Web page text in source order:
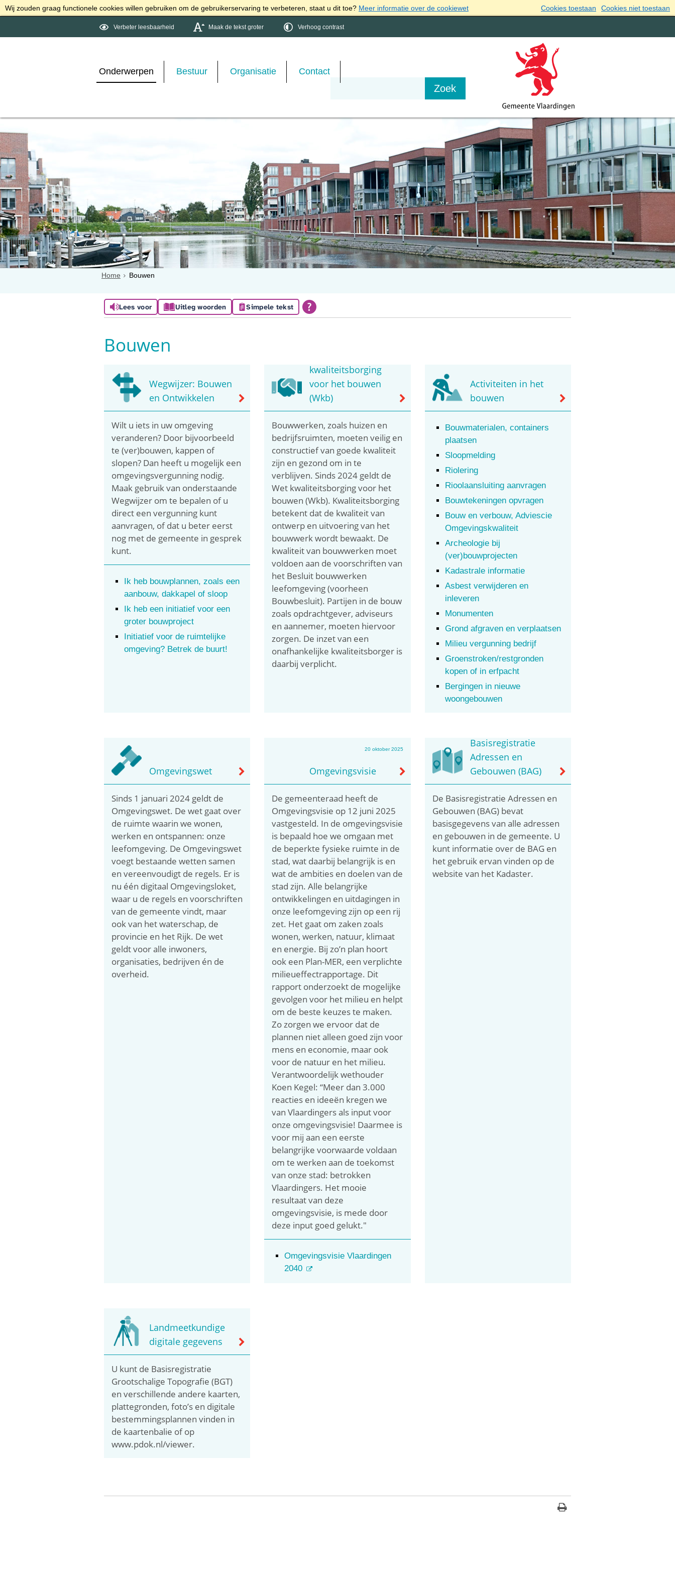
Wij zouden graag functionele cookies willen gebruiken om de gebruikerservaring te verbeteren, staat u dit toe? Meer informatie over de cookiewet Cookies toestaan Cookies niet toestaan
Verbeter leesbaarheid Maak de tekst groter Verhoog contrast
Onderwerpen Bestuur Organisatie Contact
Home Bouwen
Lees voor Uitleg woorden Simpele tekst
Bouwen
Wegwijzer: Bouwen
en Ontwikkelen
Wilt u iets in uw omgeving
veranderen? Door bijvoorbeeld
te (ver)bouwen, kappen of
slopen? Dan heeft u mogelijk een
omgevingsvergunning nodig.
Maak gebruik van onderstaande
Wegwijzer om te bepalen of u
direct een vergunning kunt
aanvragen, of dat u beter eerst
nog met de gemeente in gesprek
kunt.
Ik heb bouwplannen, zoals een
aanbouw, dakkapel of sloop
Ik heb een initiatief voor een
groter bouwproject
Initiatief voor de ruimtelijke
omgeving? Betrek de buurt!
kwaliteitsborging
voor het bouwen
(Wkb)
Bouwwerken, zoals huizen en
bedrijfsruimten, moeten veilig en
constructief van goede kwaliteit
zijn en gezond om in te
verblijven. Sinds 2024 geldt de
Wet kwaliteitsborging voor het
bouwen (Wkb). Kwaliteitsborging
betekent dat de kwaliteit van
ontwerp en uitvoering van het
bouwwerk wordt bewaakt. De
kwaliteit van bouwwerken moet
voldoen aan de voorschriften van
het Besluit bouwwerken
leefomgeving (voorheen
Bouwbesluit). Partijen in de bouw
zoals opdrachtgever, adviseurs
en aannemer, moeten hiervoor
zorgen. De inzet van een
onafhankelijke kwaliteitsborger is
daarbij verplicht.
Activiteiten in het
bouwen
Bouwmaterialen, containers
plaatsen
Sloopmelding
Riolering
Rioolaansluiting aanvragen
Bouwtekeningen opvragen
Bouw en verbouw, Adviescie
Omgevingskwaliteit
Archeologie bij
(ver)bouwprojecten
Kadastrale informatie
Asbest verwijderen en
inleveren
Monumenten
Grond afgraven en verplaatsen
Milieu vergunning bedrijf
Groenstroken/restgronden
kopen of in erfpacht
Bergingen in nieuwe
woongebouwen
Omgevingswet
Sinds 1 januari 2024 geldt de
Omgevingswet. De wet gaat over
de ruimte waarin we wonen,
werken en ontspannen: onze
leefomgeving. De Omgevingswet
voegt bestaande wetten samen
en vereenvoudigt de regels. Er is
nu één digitaal Omgevingsloket,
waar u de regels en voorschriften
van de gemeente vindt, maar
ook van het waterschap, de
provincie en het Rijk. De wet
geldt voor alle inwoners,
organisaties, bedrijven én de
overheid.
Omgevingsvisie
20 oktober 2025
De gemeenteraad heeft de
Omgevingsvisie op 12 juni 2025
vastgesteld. In de omgevingsvisie
is bepaald hoe we omgaan met
de beperkte fysieke ruimte in de
stad, wat daarbij belangrijk is en
wat de ambities en doelen van de
stad zijn. Alle belangrijke
ontwikkelingen en uitdagingen in
onze leefomgeving zijn op een rij
zet. Het gaat om zaken zoals
wonen, werken, natuur, klimaat
en energie. Bij zo’n plan hoort
ook een Plan-MER, een verplichte
milieueffectrapportage. Dit
rapport onderzoekt de mogelijke
gevolgen voor het milieu en helpt
om de beste keuzes te maken.
Zo zorgen we ervoor dat de
plannen niet alleen goed zijn voor
mens en economie, maar ook
voor de natuur en het milieu.
Verantwoordelijk wethouder
Koen Kegel: “Meer dan 3.000
reacties en ideeën kregen we
van Vlaardingers als input voor
onze omgevingsvisie! Daarmee is
voor mij aan een eerste
belangrijke voorwaarde voldaan
om te werken aan de toekomst
van onze stad: betrokken
Vlaardingers. Het mooie
resultaat van deze
omgevingsvisie, is mede door
deze input goed gelukt."
Omgevingsvisie Vlaardingen
2040
Basisregistratie
Adressen en
Gebouwen (BAG)
De Basisregistratie Adressen en
Gebouwen (BAG) bevat
basisgegevens van alle adressen
en gebouwen in de gemeente. U
kunt informatie over de BAG en
het gebruik ervan vinden op de
website van het Kadaster.
Landmeetkundige
digitale gegevens
U kunt de Basisregistratie
Grootschalige Topografie (BGT)
en verschillende andere kaarten,
plattegronden, foto’s en digitale
bestemmingsplannen vinden in
de kaartenbalie of op
www.pdok.nl/viewer.